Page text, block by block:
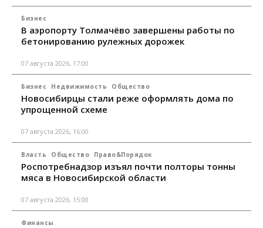
Бизнес
В аэропорту Толмачёво завершены работы по
бетонированию рулежных дорожек
07 августа 2026, 17:00
Бизнес Недвижимость Общество
Новосибирцы стали реже оформлять дома по
упрощенной схеме
07 августа 2026, 16:00
Власть Общество Право&Порядок
Роспотребнадзор изъял почти полторы тонны
мяса в Новосибирской области
07 августа 2026, 15:00
Финансы